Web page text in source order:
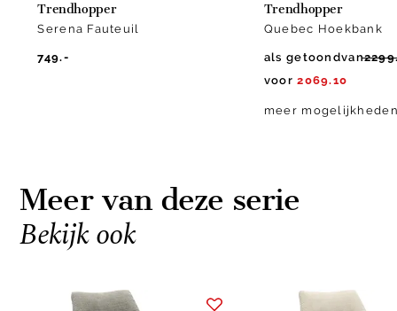
Trendhopper
Serena Fauteuil
749.-
Trendhopper
Quebec Hoekbank
als getoondvan
voor 2069.10
meer
Meer van deze serie
Bekijk ook